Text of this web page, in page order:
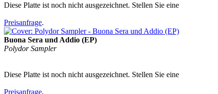
Diese Platte ist noch nicht ausgezeichnet. Stellen Sie eine
Preisanfrage.
Buona Sera und Addio (EP)
Polydor Sampler
Diese Platte ist noch nicht ausgezeichnet. Stellen Sie eine
Preisanfrage.